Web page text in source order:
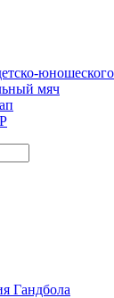
мяч
Гандбола